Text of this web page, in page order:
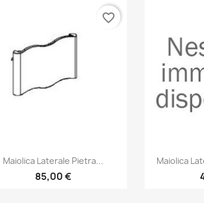
Anteprima
Maiolica Laterale Pietra...
85,00 €
favorite_border

Maiolica